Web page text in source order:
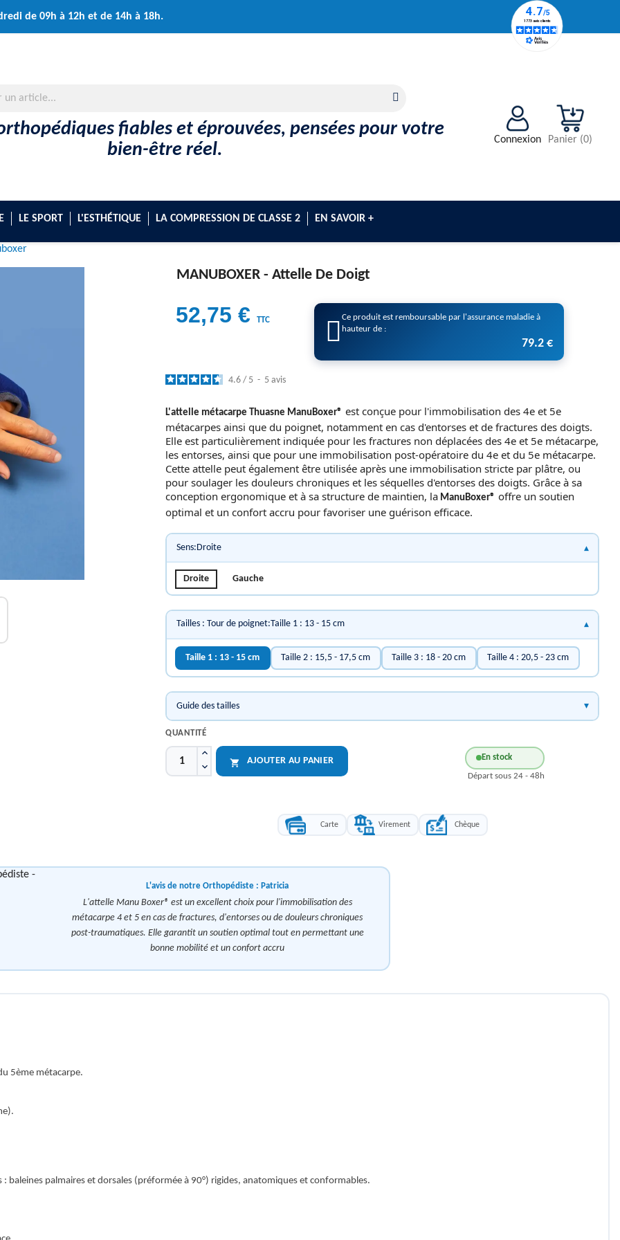
de 09h à 12h et de 14h à 18h.
fiables et éprouvées, pensées pour votre
bien-être réel.
Connexion Panier (0)
LE SPORT L'ESTHÉTIQUE LA COMPRESSION DE CLASSE 2 EN SAVOIR +
MANUBOXER - Attelle De Doigt
52,75 € TTC
Ce produit est remboursable par l'assurance maladie à
hauteur de :
79.2 €
4.6 / 5 - 5 avis
L'attelle métacarpe Thuasne ManuBoxer® est conçue pour l'immobilisation des 4e et 5e
métacarpes ainsi que du poignet, notamment en cas d'entorses et de fractures des doigts.
Elle est particulièrement indiquée pour les fractures non déplacées des 4e et 5e métacarpe,
les entorses, ainsi que pour une immobilisation post-opératoire du 4e et du 5e métacarpe.
Cette attelle peut également être utilisée après une immobilisation stricte par plâtre, ou
pour soulager les douleurs chroniques et les séquelles d'entorses des doigts. Grâce à sa
conception ergonomique et à sa structure de maintien, la ManuBoxer® offre un soutien
optimal et un confort accru pour favoriser une guérison efficace.
Sens:Droite
Droite Gauche
Tailles : Tour de poignet:Taille 1 : 13 - 15 cm
Taille 1 : 13 - 15 cm Taille 2 : 15,5 - 17,5 cm Taille 3 : 18 - 20 cm Taille 4 : 20,5 - 23 cm
Guide des tailles
QUANTITÉ
 AJOUTER AU PANIER En stock
Départ sous 24 - 48h
Carte Virement Chèque
L'avis de notre Orthopédiste : Patricia
L'attelle Manu Boxer® est un excellent choix pour l'immobilisation des
métacarpe 4 et 5 en cas de fractures, d'entorses ou de douleurs chroniques
post-traumatiques. Elle garantit un soutien optimal tout en permettant une
bonne mobilité et un confort accru
5ème métacarpe.
baleines palmaires et dorsales (préformée à 90°) rigides, anatomiques et conformables.